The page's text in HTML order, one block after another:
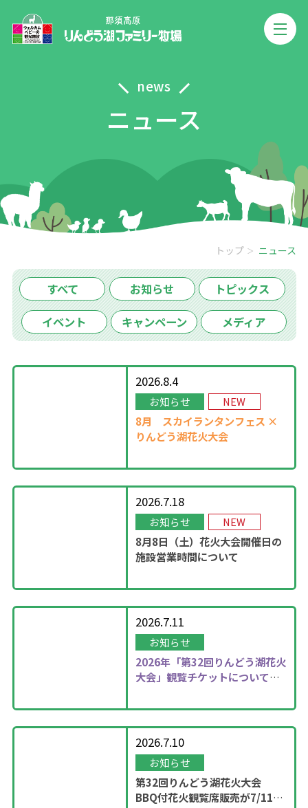
news
ニュース
トップ ニュース
すべて お知らせ トピックス
イベント キャンペーン メディア
2026.8.4
お知らせ NEW
8月 スカイランタンフェス ×
りんどう湖花火大会
2026.7.18
お知らせ NEW
8月8日（土）花火大会開催日の
施設営業時間について
2026.7.11
お知らせ
2026年 「第32回りんどう湖花火
大会」観覧チケットについて更
2026.7.10
お知らせ
第32回りんどう湖花火大会
BBQ付花火観覧席販売が7/11